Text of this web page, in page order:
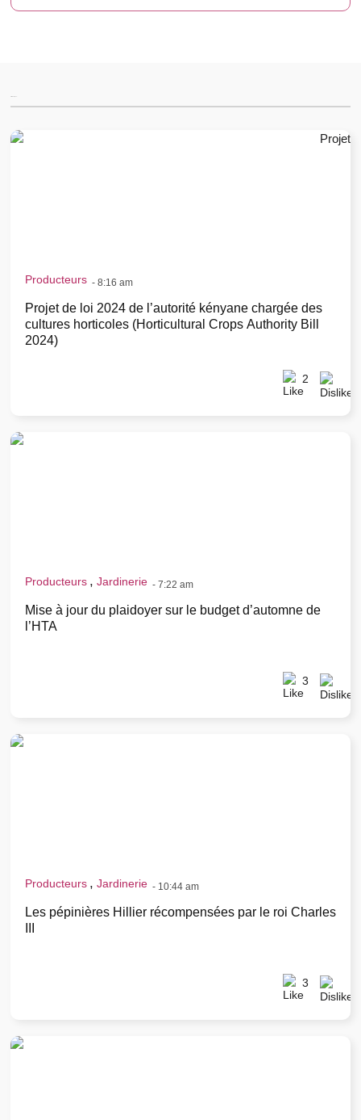
Producteurs - 8:16 am
Projet de loi 2024 de l’autorité kényane chargée des
cultures horticoles (Horticultural Crops Authority Bill
2024)
2
Producteurs , Jardinerie - 7:22 am
Mise à jour du plaidoyer sur le budget d’automne de
l’HTA
3
Producteurs , Jardinerie - 10:44 am
Les pépinières Hillier récompensées par le roi Charles
3